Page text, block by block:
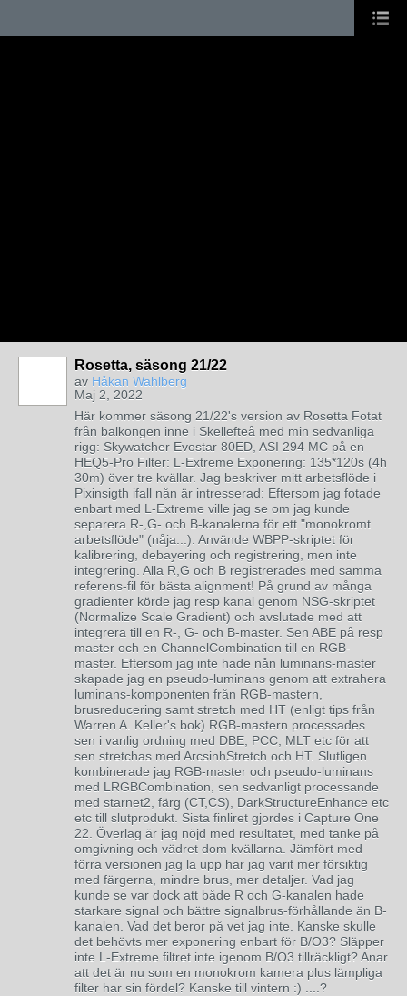
Rosetta, säsong 21/22
av Håkan Wahlberg
Maj 2, 2022
Här kommer säsong 21/22's version av Rosetta Fotat
från balkongen inne i Skellefteå med min sedvanliga
rigg: Skywatcher Evostar 80ED, ASI 294 MC på en
HEQ5-Pro Filter: L-Extreme Exponering: 135*120s (4h
30m) över tre kvällar. Jag beskriver mitt arbetsflöde i
Pixinsigth ifall nån är intresserad: Eftersom jag fotade
enbart med L-Extreme ville jag se om jag kunde
separera R-,G- och B-kanalerna för ett "monokromt
arbetsflöde" (nåja...). Använde WBPP-skriptet för
kalibrering, debayering och registrering, men inte
integrering. Alla R,G och B registrerades med samma
referens-fil för bästa alignment! På grund av många
gradienter körde jag resp kanal genom NSG-skriptet
(Normalize Scale Gradient) och avslutade med att
integrera till en R-, G- och B-master. Sen ABE på resp
master och en ChannelCombination till en RGB-
master. Eftersom jag inte hade nån luminans-master
skapade jag en pseudo-luminans genom att extrahera
luminans-komponenten från RGB-mastern,
brusreducering samt stretch med HT (enligt tips från
Warren A. Keller's bok) RGB-mastern processades
sen i vanlig ordning med DBE, PCC, MLT etc för att
sen stretchas med ArcsinhStretch och HT. Slutligen
kombinerade jag RGB-master och pseudo-luminans
med LRGBCombination, sen sedvanligt processande
med starnet2, färg (CT,CS), DarkStructureEnhance etc
etc till slutprodukt. Sista finliret gjordes i Capture One
22. Överlag är jag nöjd med resultatet, med tanke på
omgivning och vädret dom kvällarna. Jämfört med
förra versionen jag la upp har jag varit mer försiktig
med färgerna, mindre brus, mer detaljer. Vad jag
kunde se var dock att både R och G-kanalen hade
starkare signal och bättre signalbrus-förhållande än B-
kanalen. Vad det beror på vet jag inte. Kanske skulle
det behövts mer exponering enbart för B/O3? Släpper
inte L-Extreme filtret inte igenom B/O3 tillräckligt? Anar
att det är nu som en monokrom kamera plus lämpliga
filter har sin fördel? Kanske till vintern :) ....?